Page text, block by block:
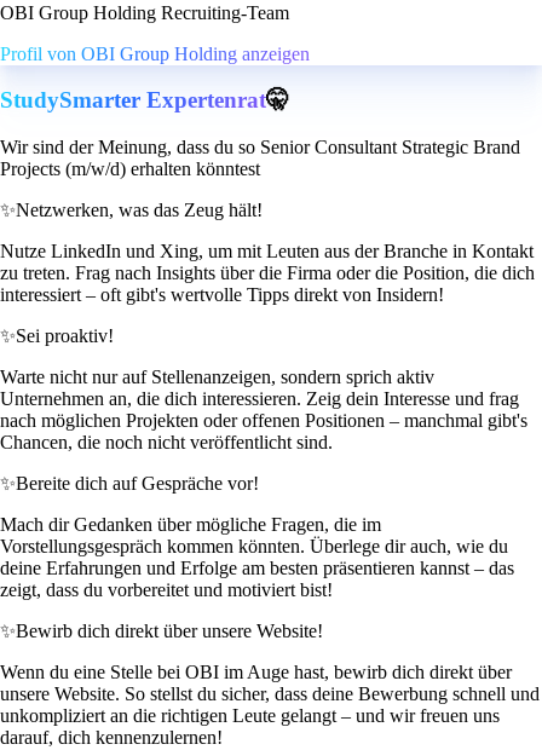
OBI Group Holding Recruiting-Team
Profil von OBI Group Holding anzeigen
StudySmarter Expertenrat🤫
Wir sind der Meinung, dass du so Senior Consultant Strategic Brand
Projects (m/w/d) erhalten könntest
✨Netzwerken, was das Zeug hält!
Nutze LinkedIn und Xing, um mit Leuten aus der Branche in Kontakt
zu treten. Frag nach Insights über die Firma oder die Position, die dich
interessiert – oft gibt's wertvolle Tipps direkt von Insidern!
✨Sei proaktiv!
Warte nicht nur auf Stellenanzeigen, sondern sprich aktiv
Unternehmen an, die dich interessieren. Zeig dein Interesse und frag
nach möglichen Projekten oder offenen Positionen – manchmal gibt's
Chancen, die noch nicht veröffentlicht sind.
✨Bereite dich auf Gespräche vor!
Mach dir Gedanken über mögliche Fragen, die im
Vorstellungsgespräch kommen könnten. Überlege dir auch, wie du
deine Erfahrungen und Erfolge am besten präsentieren kannst – das
zeigt, dass du vorbereitet und motiviert bist!
✨Bewirb dich direkt über unsere Website!
Wenn du eine Stelle bei OBI im Auge hast, bewirb dich direkt über
unsere Website. So stellst du sicher, dass deine Bewerbung schnell und
unkompliziert an die richtigen Leute gelangt – und wir freuen uns
darauf, dich kennenzulernen!